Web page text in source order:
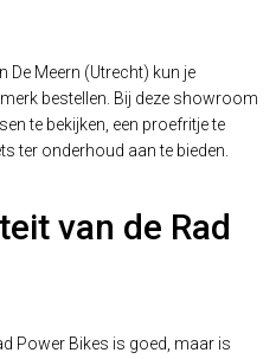
De Meern (Utrecht) kun je
bestellen. Bij deze showroom
te bekijken, een proefritje te
ter onderhoud aan te bieden.
van de Rad
Power Bikes is goed, maar is